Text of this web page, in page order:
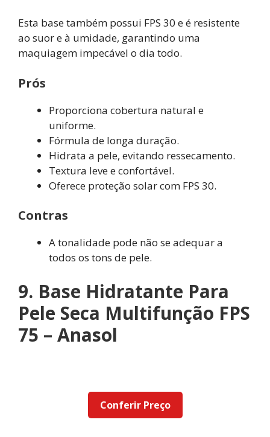
Esta base também possui FPS 30 e é resistente
ao suor e à umidade, garantindo uma
maquiagem impecável o dia todo.
Prós
Proporciona cobertura natural e
uniforme.
Fórmula de longa duração.
Hidrata a pele, evitando ressecamento.
Textura leve e confortável.
Oferece proteção solar com FPS 30.
Contras
A tonalidade pode não se adequar a
todos os tons de pele.
9. Base Hidratante Para
Pele Seca Multifunção FPS
75 – Anasol
Conferir Preço